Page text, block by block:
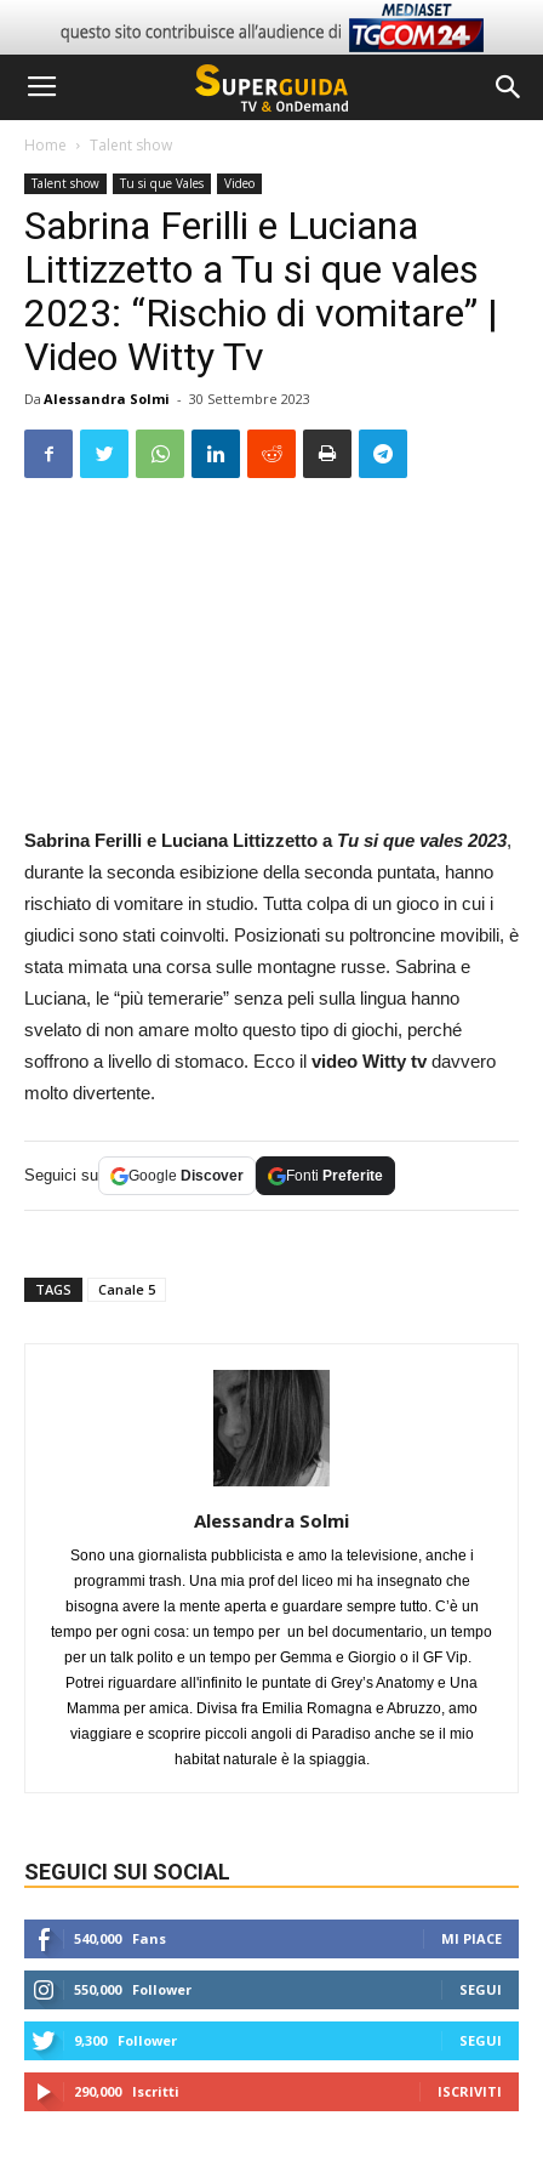
Home Talent show
Talent show Tu si que Vales Video
Sabrina Ferilli e Luciana
Littizzetto a Tu si que vales
2023: “Rischio di vomitare” |
Video Witty Tv
Da Alessandra Solmi - 30 Settembre 2023
Sabrina Ferilli e Luciana Littizzetto a Tu si que vales 2023,
durante la seconda esibizione della seconda puntata, hanno
rischiato di vomitare in studio. Tutta colpa di un gioco in cui i
giudici sono stati coinvolti. Posizionati su poltroncine movibili, è
stata mimata una corsa sulle montagne russe. Sabrina e
Luciana, le “più temerarie” senza peli sulla lingua hanno
svelato di non amare molto questo tipo di giochi, perché
soffrono a livello di stomaco. Ecco il video Witty tvdavvero
molto divertente.
Seguici su Google Discover Fonti Preferite
TAGS Canale 5
Alessandra Solmi
Sono una giornalista pubblicista e amo la televisione, anche i
programmi trash. Una mia prof del liceo mi ha insegnato che
bisogna avere la mente aperta e guardare sempre tutto. C’è un
tempo per ogni cosa: un tempo per un bel documentario, un tempo
per un talk polito e un tempo per Gemma e Giorgio o il GF Vip.
Potrei riguardare all'infinito le puntate di Grey’s Anatomy e Una
Mamma per amica. Divisa fra Emilia Romagna e Abruzzo, amo
viaggiare e scoprire piccoli angoli di Paradiso anche se il mio
habitat naturale è la spiaggia.
SEGUICI SUI SOCIAL
540,000 Fans MI PIACE
550,000 Follower SEGUI
9,300 Follower SEGUI
290,000 Iscritti ISCRIVITI